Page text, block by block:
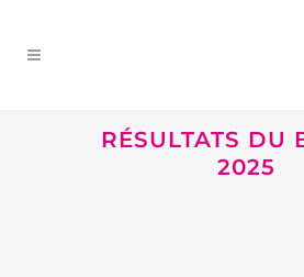
RÉSULTATS DU
2025